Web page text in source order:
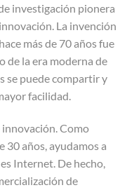
investigación pionera
La invención
más de 70 años fue
de la era moderna de
se puede compartir y
facilidad.
Como
30 años, ayudamos a
Internet. De hecho,
de